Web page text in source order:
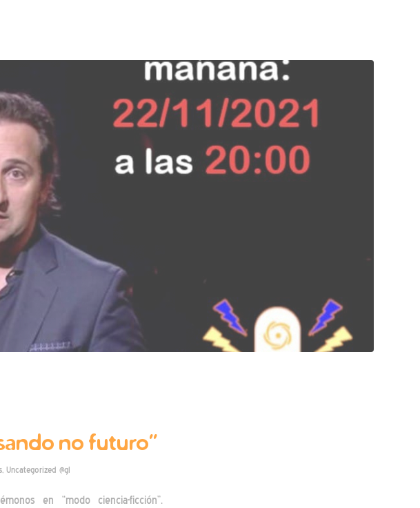
no futuro”
, Uncategorized @gl
en “modo ciencia-ficción”.